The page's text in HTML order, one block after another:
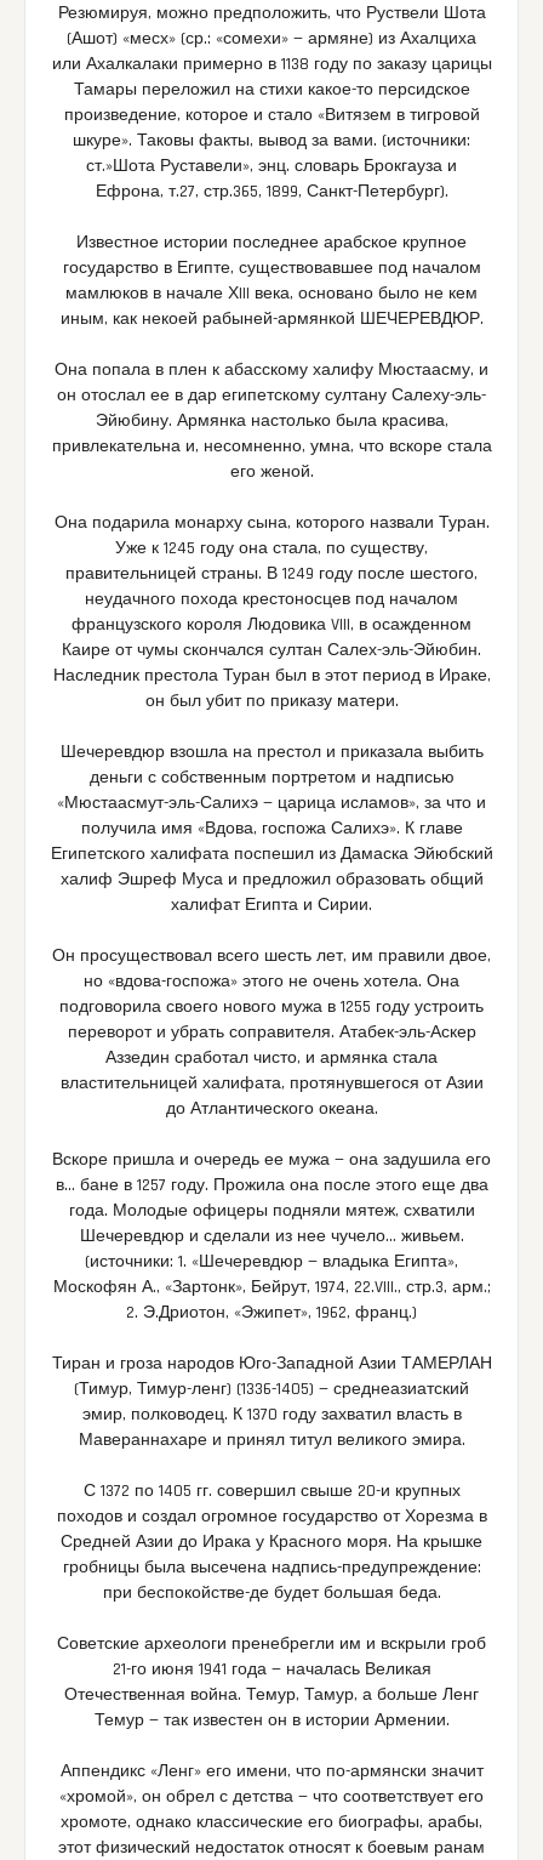
Резюмируя, можно предположить, что Руствели Шота
(Ашот) «месх» (ср.: «сомехи» — армяне) из Ахалциха
или Ахалкалаки примерно в 1138 году по заказу царицы
Тамары переложил на стихи какое-то персидское
произведение, которое и стало «Витязем в тигровой
шкуре». Таковы факты, вывод за вами. (источники:
ст.»Шота Руставели», энц. словарь Брокгауза и
Ефрона, т.27, стр.365, 1899, Санкт-Петербург).
Известное истории последнее арабское крупное
государство в Египте, существовавшее под началом
мамлюков в начале ХIII века, основано было не кем
иным, как некоей рабыней-армянкой ШЕЧЕРЕВДЮР.
Она попала в плен к абасскому халифу Мюстаасму, и
он отослал ее в дар египетскому султану Салеху-эль-
Эйюбину. Армянка настолько была красива,
привлекательна и, несомненно, умна, что вскоре стала
его женой.
Она подарила монарху сына, которого назвали Туран.
Уже к 1245 году она стала, по существу,
правительницей страны. В 1249 году после шестого,
неудачного похода крестоносцев под началом
французского короля Людовика VIII, в осажденном
Каире от чумы скончался султан Салех-эль-Эйюбин.
Наследник престола Туран был в этот период в Ираке,
он был убит по приказу матери.
Шечеревдюр взошла на престол и приказала выбить
деньги с собственным портретом и надписью
«Мюстаасмут-эль-Салихэ — царица исламов», за что и
получила имя «Вдова, госпожа Салихэ». К главе
Египетского халифата поспешил из Дамаска Эйюбский
халиф Эшреф Муса и предложил образовать общий
халифат Египта и Сирии.
Он просуществовал всего шесть лет, им правили двое,
но «вдова-госпожа» этого не очень хотела. Она
подговорила своего нового мужа в 1255 году устроить
переворот и убрать соправителя. Атабек-эль-Аскер
Аззедин сработал чисто, и армянка стала
властительницей халифата, протянувшегося от Азии
до Атлантического океана.
Вскоре пришла и очередь ее мужа — она задушила его
в… бане в 1257 году. Прожила она после этого еще два
года. Молодые офицеры подняли мятеж, схватили
Шечеревдюр и сделали из нее чучело… живьем.
(источники: 1. «Шечеревдюр — владыка Египта»,
Москофян А., «Зартонк», Бейрут, 1974, 22.VIII., стр.3, арм.;
2. Э.Дриотон, «Эжипет», 1962, франц.)
Тиран и гроза народов Юго-Западной Азии ТАМЕРЛАН
(Тимур, Тимур-ленг) (1336-1405) — среднеазиатский
эмир, полководец. К 1370 году захватил власть в
Мавераннахаре и принял титул великого эмира.
С 1372 по 1405 гг. совершил свыше 20-и крупных
походов и создал огромное государство от Хорезма в
Средней Азии до Ирака у Красного моря. На крышке
гробницы была высечена надпись-предупреждение:
при беспокойстве-де будет большая беда.
Советские археологи пренебрегли им и вскрыли гроб
21-го июня 1941 года — началась Великая
Отечественная война. Темур, Тамур, а больше Ленг
Темур — так известен он в истории Армении.
Аппендикс «Ленг» его имени, что по-армянски значит
«хромой», он обрел с детства — что соответствует его
хромоте, однако классические его биографы, арабы,
этот физический недостаток относят к боевым ранам